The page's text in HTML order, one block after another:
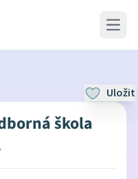
Open
Uložit
škola